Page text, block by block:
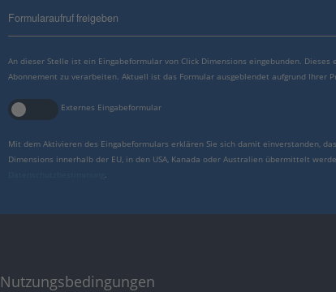
Formularaufruf freigeben
An dieser Stelle ist ein Eingabeformular von Click Dimensions eingebunden.
Abonnement zu verarbeiten. Aktuell ist das Formular ausgeblendet aufgrund Ihrer
Externes Eingabeformular
Mit dem Aktivieren des Eingabeformulars erklären Sie sich damit einverstanden,
Dimensions innerhalb der EU, in den USA, Kanada oder Australien übermittelt
Nutzungsbedingungen